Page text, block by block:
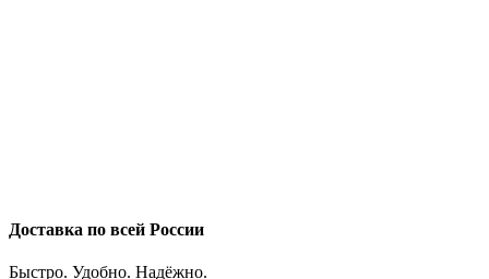
Доставка по всей России
Быстро. Удобно. Надёжно.